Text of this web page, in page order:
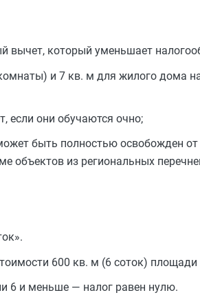
который уменьшает
и 7 кв. м для жилого дома
если они обучаются очно;
быть полностью освобожден
объектов из региональных
600 кв. м (6 соток) площади
6 и меньше — налог равен нулю.